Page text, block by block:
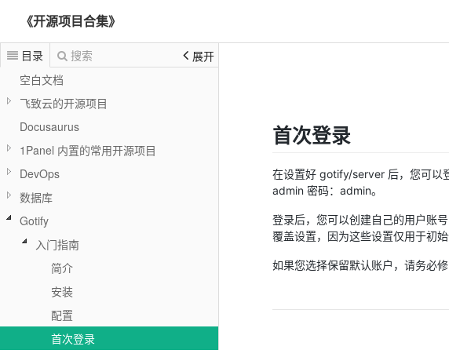
《开源项目合集》
目录 搜索
展开
空白文档
飞致云的开源项目
Docusaurus
1Panel 内置的常用开源项目
DevOps
数据库
Gotify
入门指南
简介
安装
配置
首次登录
首次登录
在设置好 gotify/server 后，您可以
admin 密码：admin。
登录后，您可以创建自己的用户账
覆盖设置，因为这些设置仅用于初始
如果您选择保留默认账户，请务必